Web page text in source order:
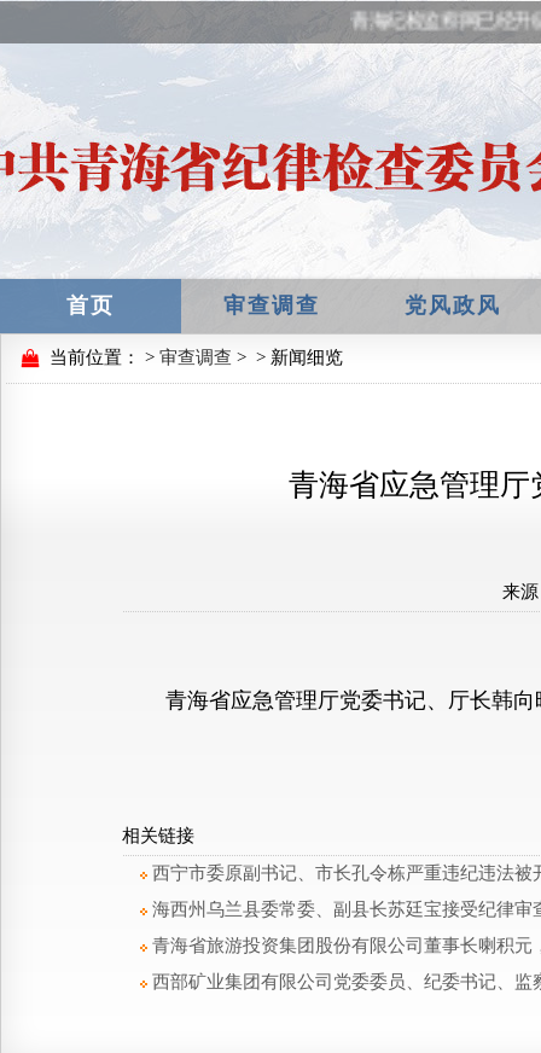
青海纪检监察网已经升
首页 审查调查 党风政风
当前位置： > 审查调查 > > 新闻细览
青海省应急管理
来
青海省应急管理厅党委书记、厅长韩向
相关链接
西宁市委原副书记、市长孔令栋严重违纪违法被
海西州乌兰县委常委、副县长苏廷宝接受纪律审
青海省旅游投资集团股份有限公司董事长喇积
西部矿业集团有限公司党委委员、纪委书记、